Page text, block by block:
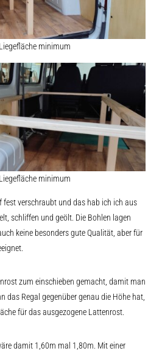
minimum
minimum
fest verschraubt und das hab ich ich aus
schliffen und geölt. Die Bohlen lagen
keine besonders gute Qualität, aber für
zum einschieben gemacht, damit man
das Regal gegenüber genau die Höhe hat,
für das ausgezogene Lattenrost.
damit 1,60m mal 1,80m. Mit einer